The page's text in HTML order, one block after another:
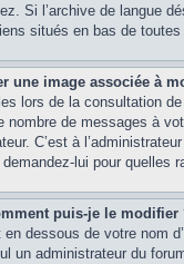
Si l’archive de langue
situés en bas de
une image associée à
lors de la consultation
nombre de messages à
C’est à
demandez-lui pour
puis-je le modifier
en dessous de votre nom
un administrateur du